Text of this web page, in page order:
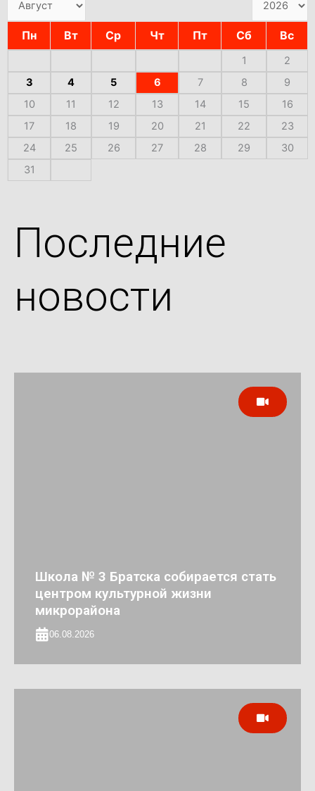
Пн Вт Ср Чт Пт Сб Вс
1
2
3
4 5 6 7 8
9
10
11 12 13 14 15
16
17
18 19 20 21 22
23
24
25 26 27 28 29
30
31
Последние
новости
Школа № 3 Братска собирается стать
центром культурной жизни
микрорайона
06.08.2026